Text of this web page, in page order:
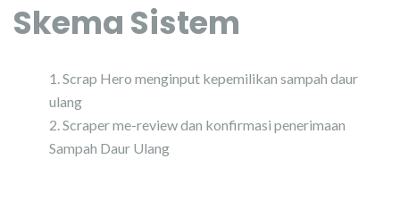
Skema Sistem
Scrap Hero menginput kepemilikan sampah daur
ulang
Scraper me-review dan konfirmasi penerimaan
Sampah Daur Ulang